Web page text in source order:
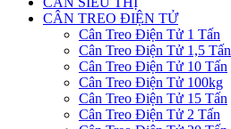
CÂN TREO ĐIỆN TỬ
Cân Treo Điện Tử 1 Tấn
Cân Treo Điện Tử 1,5 Tấn
Cân Treo Điện Tử 10 Tấn
Cân Treo Điện Tử 100kg
Cân Treo Điện Tử 15 Tấn
Cân Treo Điện Tử 2 Tấn